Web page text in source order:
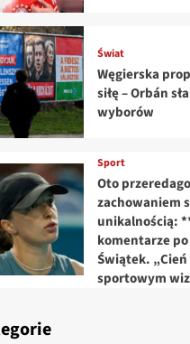
Świat
Węgierska
siłę – Orbán
wyborów
Sport
Oto
zachowaniem
unikalnością:
komentarze
Świątek.
sportowym